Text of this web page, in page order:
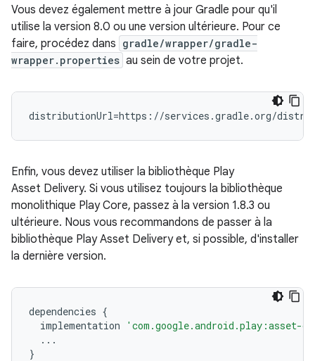
Vous devez également mettre à jour Gradle pour qu'il
utilise la version 8.0 ou une version ultérieure. Pour ce
faire, procédez dans gradle/wrapper/gradle-
wrapper.properties au sein de votre projet.
Enfin, vous devez utiliser la bibliothèque Play
Asset Delivery. Si vous utilisez toujours la bibliothèque
monolithique Play Core, passez à la version 1.8.3 ou
ultérieure. Nous vous recommandons de passer à la
bibliothèque Play Asset Delivery et, si possible, d'installer
la dernière version.
dependencies {
implementation
'com.google.android.play:asset-
...
}